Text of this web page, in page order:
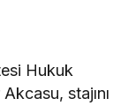
Hukuk
stajını